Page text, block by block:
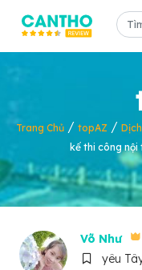
Trang Chủ/ topAZ /
kế thi công
Võ Như
yêu